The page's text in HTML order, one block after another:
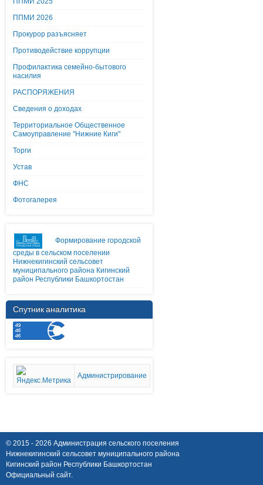
ППМИ 2026
Прокурор разъясняет
Противодействие коррупции
Профилактика семейно-бытового
насилия
РАСПОРЯЖЕНИЯ
Сведения о доходах
Территориальное Общественное
Самоуправление "Нижние Киги"
Торги
Устав
ФНС
Фотогалерея
Формирование городской
среды в сельском поселении
Нижнекигинский сельсовет
муниципального района Кигинский
район Республики Башкортостан
Спутник аналитика
Администрирование
© 2015 - 2026 Администрация сельского поселения
Нижнекигинский сельсовет муниципального района
Кигинский район Республики Башкортостан
Официальный сайт.